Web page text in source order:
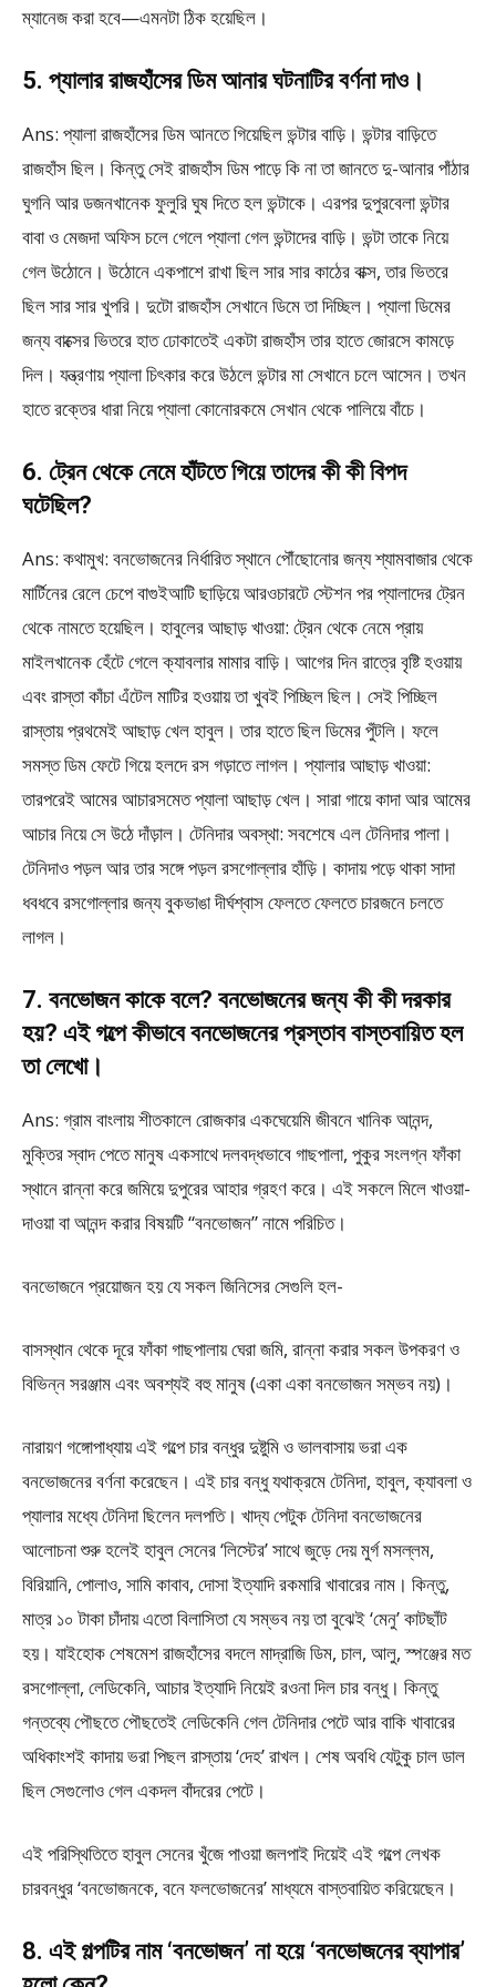
ম্যানেজ করা হবে—এমনটা ঠিক হয়েছিল।
5. প্যালার রাজহাঁসের ডিম আনার ঘটনাটির বর্ণনা দাও।
Ans: প্যালা রাজহাঁসের ডিম আনতে গিয়েছিল ভন্টার বাড়ি। ভন্টার বাড়িতে
রাজহাঁস ছিল। কিন্তু সেই রাজহাঁস ডিম পাড়ে কি না তা জানতে দু-আনার পাঁঠার
ঘুগনি আর ডজনখানেক ফুলুরি ঘুষ দিতে হল ভন্টাকে। এরপর দুপুরবেলা ভন্টার
বাবা ও মেজদা অফিস চলে গেলে প্যালা গেল ভন্টাদের বাড়ি। ভন্টা তাকে নিয়ে
গেল উঠোনে। উঠোনে একপাশে রাখা ছিল সার সার কাঠের বাক্স, তার ভিতরে
ছিল সার সার খুপরি। দুটো রাজহাঁস সেখানে ডিমে তা দিচ্ছিল। প্যালা ডিমের
জন্য বাক্সের ভিতরে হাত ঢোকাতেই একটা রাজহাঁস তার হাতে জোরসে কামড়ে
দিল। যন্ত্রণায় প্যালা চিৎকার করে উঠলে ভন্টার মা সেখানে চলে আসেন। তখন
হাতে রক্তের ধারা নিয়ে প্যালা কোনোরকমে সেখান থেকে পালিয়ে বাঁচে।
6. ট্রেন থেকে নেমে হাঁটতে গিয়ে তাদের কী কী বিপদ
ঘটেছিল?
Ans: কথামুখ: বনভোজনের নির্ধারিত স্থানে পৌঁছোনোর জন্য শ্যামবাজার থেকে
মার্টিনের রেলে চেপে বাগুইআটি ছাড়িয়ে আরওচারটে স্টেশন পর প্যালাদের ট্রেন
থেকে নামতে হয়েছিল। হাবুলের আছাড় খাওয়া: ট্রেন থেকে নেমে প্রায়
মাইলখানেক হেঁটে গেলে ক্যাবলার মামার বাড়ি। আগের দিন রাত্রে বৃষ্টি হওয়ায়
এবং রাস্তা কাঁচা এঁটেল মাটির হওয়ায় তা খুবই পিচ্ছিল ছিল। সেই পিচ্ছিল
রাস্তায় প্রথমেই আছাড় খেল হাবুল। তার হাতে ছিল ডিমের পুঁটলি। ফলে
সমস্ত ডিম ফেটে গিয়ে হলদে রস গড়াতে লাগল। প্যালার আছাড় খাওয়া:
তারপরেই আমের আচারসমেত প্যালা আছাড় খেল। সারা গায়ে কাদা আর আমের
আচার নিয়ে সে উঠে দাঁড়াল। টেনিদার অবস্থা: সবশেষে এল টেনিদার পালা।
টেনিদাও পড়ল আর তার সঙ্গে পড়ল রসগোল্লার হাঁড়ি। কাদায় পড়ে থাকা সাদা
ধবধবে রসগোল্লার জন্য বুকভাঙা দীর্ঘশ্বাস ফেলতে ফেলতে চারজনে চলতে
লাগল।
7. বনভোজন কাকে বলে? বনভোজনের জন্য কী কী দরকার
হয়? এই গল্পে কীভাবে বনভোজনের প্রস্তাব বাস্তবায়িত হল
তা লেখো।
Ans: গ্রাম বাংলায় শীতকালে রোজকার একঘেয়েমি জীবনে খানিক আনন্দ,
মুক্তির স্বাদ পেতে মানুষ একসাথে দলবদ্ধভাবে গাছপালা, পুকুর সংলগ্ন ফাঁকা
স্থানে রান্না করে জমিয়ে দুপুরের আহার গ্রহণ করে। এই সকলে মিলে খাওয়া-
দাওয়া বা আনন্দ করার বিষয়টি “বনভোজন” নামে পরিচিত।
বনভোজনে প্রয়োজন হয় যে সকল জিনিসের সেগুলি হল-
বাসস্থান থেকে দূরে ফাঁকা গাছপালায় ঘেরা জমি, রান্না করার সকল উপকরণ ও
বিভিন্ন সরঞ্জাম এবং অবশ্যই বহু মানুষ (একা একা বনভোজন সম্ভব নয়)।
নারায়ণ গঙ্গোপাধ্যায় এই গল্পে চার বন্ধুর দুষ্টুমি ও ভালবাসায় ভরা এক
বনভোজনের বর্ণনা করেছেন। এই চার বন্ধু যথাক্রমে টেনিদা, হাবুল, ক্যাবলা ও
প্যালার মধ্যে টেনিদা ছিলেন দলপতি। খাদ্য পেটুক টেনিদা বনভোজনের
আলোচনা শুরু হলেই হাবুল সেনের ‘লিস্টের’ সাথে জুড়ে দেয় মুর্গ মসল্লম,
বিরিয়ানি, পোলাও, সামি কাবাব, দোসা ইত্যাদি রকমারি খাবারের নাম। কিন্তু,
মাত্র ১০ টাকা চাঁদায় এতো বিলাসিতা যে সম্ভব নয় তা বুঝেই ‘মেনু’ কাটছাঁট
হয়। যাইহোক শেষমেশ রাজহাঁসের বদলে মাদ্রাজি ডিম, চাল, আলু, স্পঞ্জের মত
রসগোল্লা, লেডিকেনি, আচার ইত্যাদি নিয়েই রওনা দিল চার বন্ধু। কিন্তু
গন্তব্যে পৌছতে পৌছতেই লেডিকেনি গেল টেনিদার পেটে আর বাকি খাবারের
অধিকাংশই কাদায় ভরা পিছল রাস্তায় ‘দেহ’ রাখল। শেষ অবধি যেটুকু চাল ডাল
ছিল সেগুলোও গেল একদল বাঁদরের পেটে।
এই পরিস্থিতিতে হাবুল সেনের খুঁজে পাওয়া জলপাই দিয়েই এই গল্পে লেখক
চারবন্ধুর ‘বনভোজনকে, বনে ফলভোজনের’ মাধ্যমে বাস্তবায়িত করিয়েছেন।
8. এই গল্পটির নাম ‘বনভোজন’ না হয়ে ‘বনভোজনের ব্যাপার’